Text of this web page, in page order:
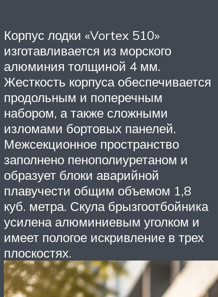
Корпус лодки «Vortex 510»
изготавливается из морского
алюминия толщиной 4 мм.
Жесткость корпуса обеспечивается
продольным и поперечным
набором, а также сложными
изломами бортовых панелей.
Межсекционное пространство
заполнено пенополиуретаном и
образует блоки аварийной
плавучести общим объемом 1,8
куб. метра. Скула брызгоотбойника
усилена алюминиевым уголком и
имеет пологое искривление в трех
плоскостях.